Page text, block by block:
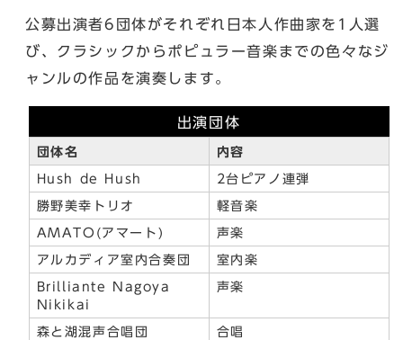
公募出演者6団体がそれぞれ日本人作曲家を1人選
び、クラシックからポピュラー音楽までの色々なジ
ャンルの作品を演奏します。
出演団体
団体名 内容
Hush de Hush 2台ピアノ連弾
勝野美幸トリオ 軽音楽
AMATO(アマート) 声楽
アルカディア室内合奏団 室内楽
Brilliante Nagoya
Nikikai
声楽
森と湖混声合唱団 合唱